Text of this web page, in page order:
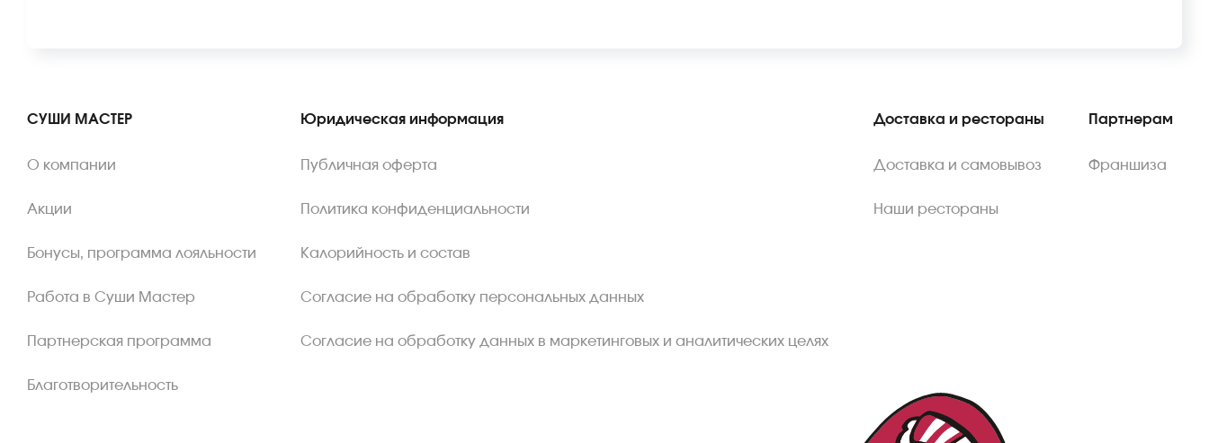
СУШИ МАСТЕР
О компании
Акции
Бонусы, программа лояльности
Работа в Суши Мастер
Партнерская программа
Благотворительность
Юридическая информация
Публичная оферта
Политика конфиденциальности
Калорийность и состав
Согласие на обработку персональных данных
Согласие на обработку данных в маркетинговых и аналитических целях
Доставка и рестораны
Доставка и самовывоз
Наши рестораны
Партнерам
Франшиза